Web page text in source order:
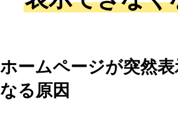
ホームページが突然表
なる原因